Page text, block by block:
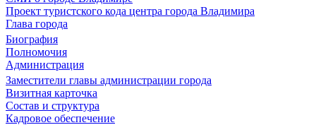
Проект туристского кода центра города Владимира
Глава города
Биография
Полномочия
Администрация
Заместители главы администрации города
Визитная карточка
Состав и структура
Кадровое обеспечение